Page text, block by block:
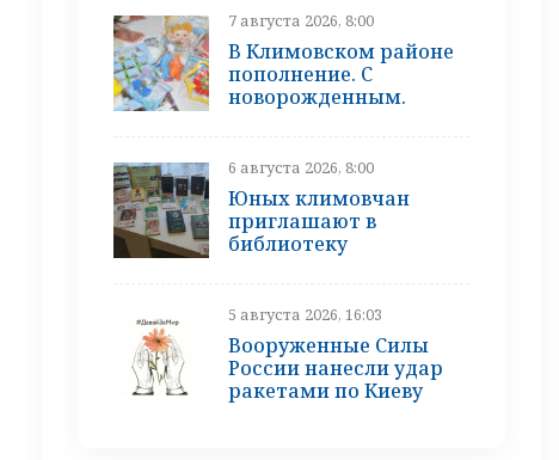
7 августа 2026, 8:00
В Климовском районе
пополнение. С
новорожденным.
6 августа 2026, 8:00
Юных климовчан
приглашают в
библиотеку
5 августа 2026, 16:03
Вооруженные Силы
России нанесли удар
ракетами по Киеву